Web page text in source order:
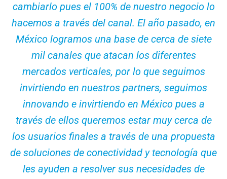
cambiarlo pues el 100% de nuestro negocio lo
hacemos a través del canal. El año pasado, en
México logramos una base de cerca de siete
mil canales que atacan los diferentes
mercados verticales, por lo que seguimos
invirtiendo en nuestros partners, seguimos
innovando e invirtiendo en México pues a
través de ellos queremos estar muy cerca de
los usuarios finales a través de una propuesta
de soluciones de conectividad y tecnología que
les ayuden a resolver sus necesidades de